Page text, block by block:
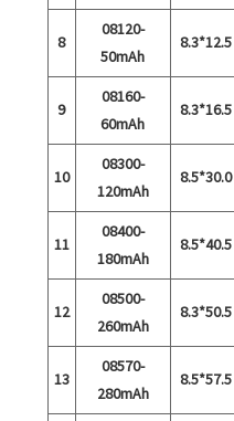
8
08120-
50mAh
8.3*12.5
9
08160-
60mAh
8.3*16.5
10
08300-
120mAh
8.5*30.0
11
08400-
180mAh
8.5*40.5
12
08500-
260mAh
8.3*50.5
13
08570-
280mAh
8.5*57.5